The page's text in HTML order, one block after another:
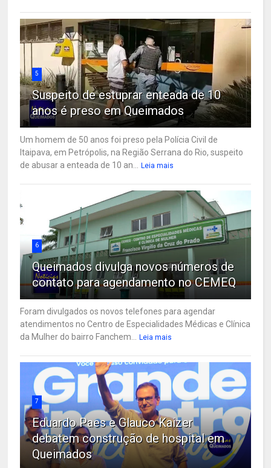
5
Suspeito de estuprar enteada de 10
anos é preso em Queimados
Um homem de 50 anos foi preso pela Polícia Civil de
Itaipava, em Petrópolis, na Região Serrana do Rio, suspeito
de abusar a enteada de 10 an...
Leia mais
6
Queimados divulga novos números de
contato para agendamento no CEMEQ
Foram divulgados os novos telefones para agendar
atendimentos no Centro de Especialidades Médicas e Clínica
da Mulher do bairro Fanchem...
Leia mais
7
Eduardo Paes e Glauco Kaizer
debatem construção de hospital em
Queimados